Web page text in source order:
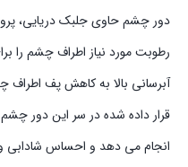
رطوبت مورد نیاز اطراف چشم را
آبرسانی بالا به کاهش پف
قرار داده شده در سر این دور
انجام می دهد و احساس شادابی